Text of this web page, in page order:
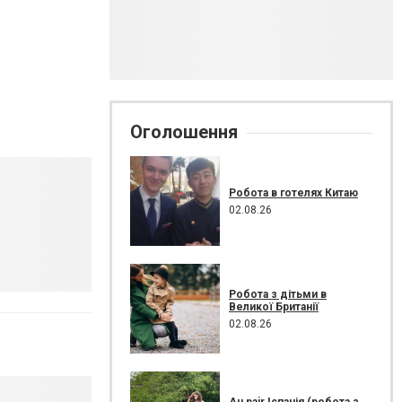
Оголошення
Робота в готелях Китаю
02.08.26
Робота з дітьми в
Великої Британії
02.08.26